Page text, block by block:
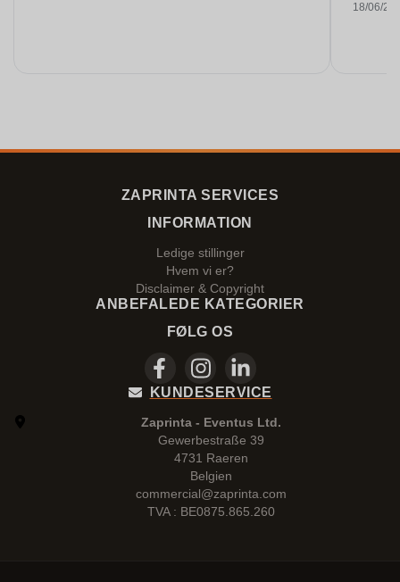
18/06/
ZAPRINTA SERVICES
INFORMATION
Ledige stillinger
Hvem vi er?
Disclaimer & Copyright
ANBEFALEDE KATEGORIER
FØLG OS
KUNDESERVICE
Zaprinta - Eventus Ltd.
Gewerbestraße 39
4731 Raeren
Belgien
commercial@zaprinta.com
TVA : BE0875.865.260